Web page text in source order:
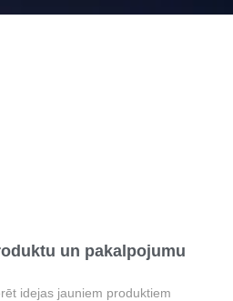
un pakalpojumu
idejas jauniem produktiem